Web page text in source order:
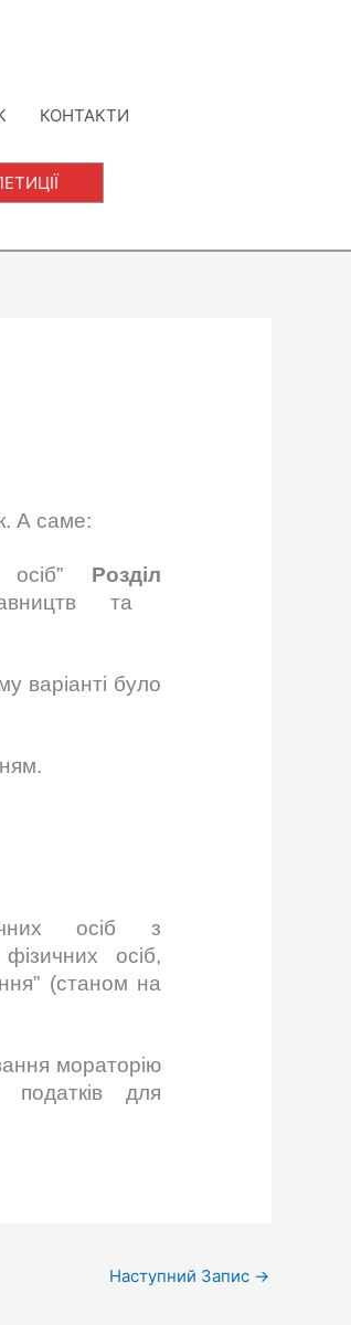
КОНТАКТИ
А саме:
осіб” Розділ
та
варіанті було
осіб з
осіб,
(станом на
мораторію
податків для
Наступний Запис →